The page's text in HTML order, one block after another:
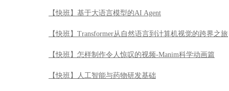
【快班】基于大语言模型的AI Agent
【快班】Transformer从自然语言到计算机视觉的跨界之旅
【快班】怎样制作令人惊叹的视频-Manim科学动画篇
【快班】人工智能与药物研发基础